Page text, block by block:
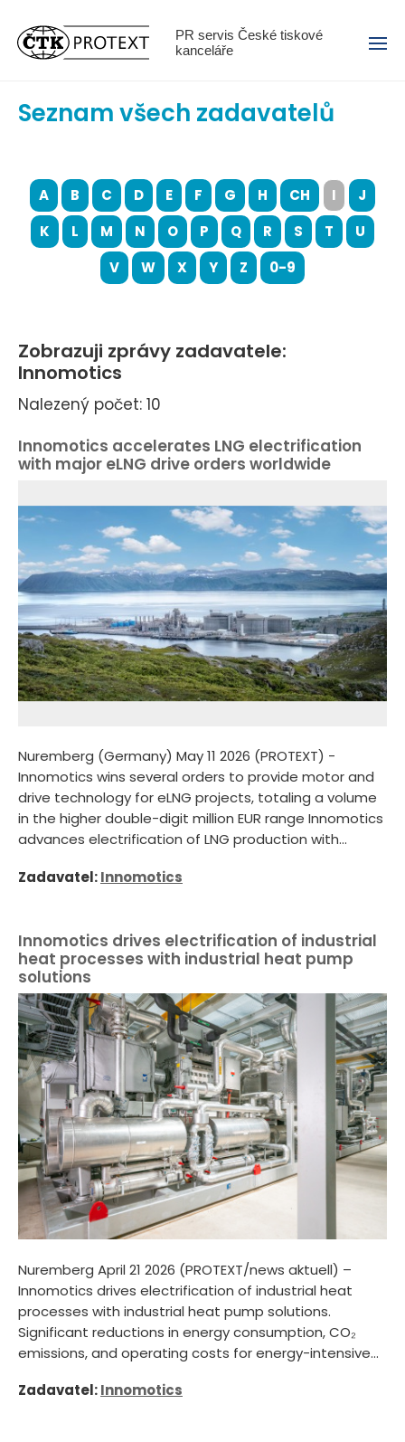
PR servis České tiskové
kanceláře
Menu
Seznam všech zadavatelů
A B C D E F G H CH I
J
K
L M N O P Q R S T
U
V
W X Y Z 0-9
Zobrazuji zprávy zadavatele:
Innomotics
Nalezený počet: 10
Innomotics accelerates LNG electrification
with major eLNG drive orders worldwide
Nuremberg (Germany) May 11 2026 (PROTEXT) -
Innomotics wins several orders to provide motor and
drive technology for eLNG projects, totaling a volume
in the higher double-digit million EUR range Innomotics
advances electrification of LNG production with...
Zadavatel:Innomotics
Innomotics drives electrification of industrial
heat processes with industrial heat pump
solutions
Nuremberg April 21 2026 (PROTEXT/news aktuell) –
Innomotics drives electrification of industrial heat
processes with industrial heat pump solutions.
Significant reductions in energy consumption, CO₂
emissions, and operating costs for energy-intensive...
Zadavatel:Innomotics